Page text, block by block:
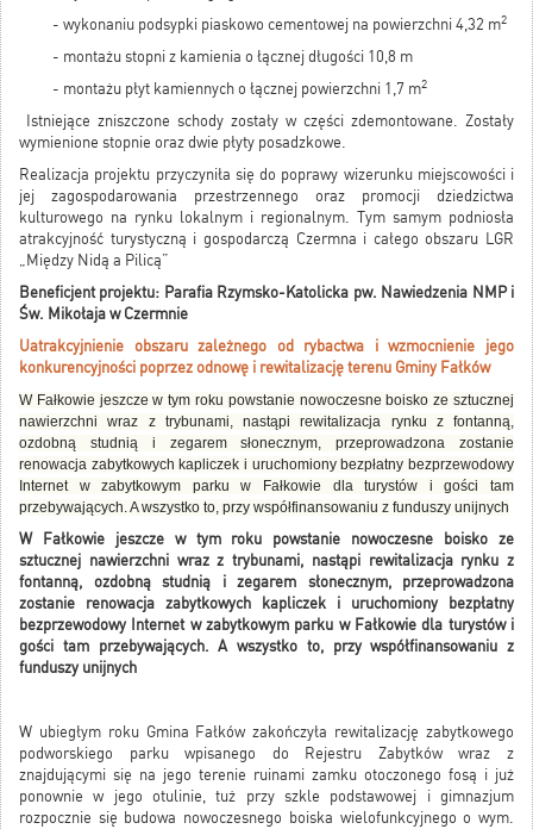
- wykonaniu podsypki piaskowo cementowej na powierzchni 4,32 m2
- montażu stopni z kamienia o łącznej długości 10,8 m
- montażu płyt kamiennych o łącznej powierzchni 1,7 m2
Istniejące zniszczone schody zostały w części zdemontowane. Zostały
wymienione stopnie oraz dwie płyty posadzkowe.
Realizacja projektu przyczyniła się do poprawy wizerunku miejscowości i
jej zagospodarowania przestrzennego oraz promocji dziedzictwa
kulturowego na rynku lokalnym i regionalnym. Tym samym podniosła
atrakcyjność turystyczną i gospodarczą Czermna i całego obszaru LGR
„Między Nidą a Pilicą”
Beneficjent projektu: Parafia Rzymsko-Katolicka pw. Nawiedzenia NMP i
Św. Mikołaja w Czermnie
Uatrakcyjnienie obszaru zależnego od rybactwa i wzmocnienie jego
konkurencyjności poprzez odnowę i rewitalizację terenu Gminy Fałków
W Fałkowie jeszcze w tym roku powstanie nowoczesne boisko ze sztucznej
nawierzchni wraz z trybunami, nastąpi rewitalizacja rynku z fontanną,
ozdobną studnią i zegarem słonecznym, przeprowadzona zostanie
renowacja zabytkowych kapliczek i uruchomiony bezpłatny bezprzewodowy
Internet w zabytkowym parku w Fałkowie dla turystów i gości tam
przebywających. A wszystko to, przy współfinansowaniu z funduszy unijnych
W Fałkowie jeszcze w tym roku powstanie nowoczesne boisko ze
sztucznej nawierzchni wraz z trybunami, nastąpi rewitalizacja rynku z
fontanną, ozdobną studnią i zegarem słonecznym, przeprowadzona
zostanie renowacja zabytkowych kapliczek i uruchomiony bezpłatny
bezprzewodowy Internet w zabytkowym parku w Fałkowie dla turystów i
gości tam przebywających. A wszystko to, przy współfinansowaniu z
funduszy unijnych
W ubiegłym roku Gmina Fałków zakończyła rewitalizację zabytkowego
podworskiego parku wpisanego do Rejestru Zabytków wraz z
znajdującymi się na jego terenie ruinami zamku otoczonego fosą i już
ponownie w jego otulinie, tuż przy szkle podstawowej i gimnazjum
rozpocznie się budowa nowoczesnego boiska wielofunkcyjnego o wym.